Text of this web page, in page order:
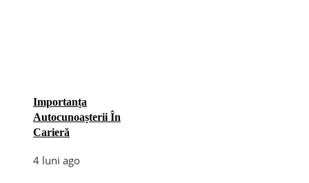
Importanța
Autocunoașterii În
Carieră
4 luni ago